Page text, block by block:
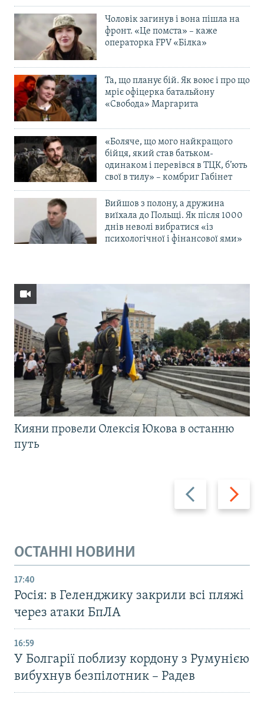
Чоловік загинув і вона пішла на
фронт. «Це помста» – каже
операторка FPV «Білка»
Та, що планує бій. Як воює і про що
мріє офіцерка батальйону
«Свобода» Маргарита
«Боляче, що мого найкращого
бійця, який став батьком-
одинаком і перевівся в ТЦК, б’ють
свої в тилу» – комбриг Габінет
Вийшов з полону, а дружина
виїхала до Польщі. Як після 1000
днів неволі вибратися «із
психологічної і фінансової ями»
Назад Вперед
Кияни провели Олексія Юкова в останню
путь
ОСТАННІ НОВИНИ
17:40
Росія: в Геленджику закрили всі пляжі
через атаки БпЛА
16:59
У Болгарії поблизу кордону з Румунією
вибухнув безпілотник – Радев